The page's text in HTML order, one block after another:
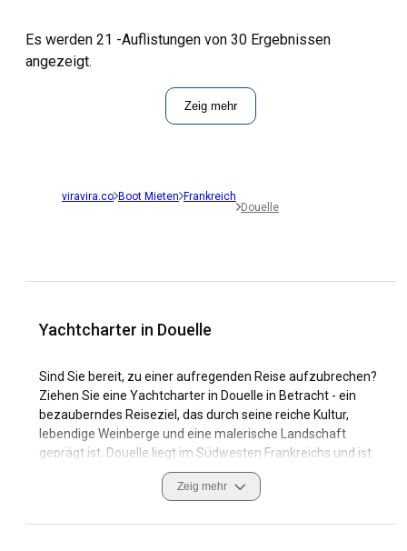
Es werden 21 -Auflistungen von 30 Ergebnissen
angezeigt.
Zeig mehr
viravira.co Boot Mieten Frankreich
Douelle
Yachtcharter in Douelle
Sind Sie bereit, zu einer aufregenden Reise aufzubrechen?
Ziehen Sie eine Yachtcharter in Douelle in Betracht - ein
bezauberndes Reiseziel, das durch seine reiche Kultur,
lebendige Weinberge und eine malerische Landschaft
geprägt ist. Douelle liegt im Südwesten Frankreichs und ist
eine charmante Gemeinde in der Region Okzitanien,
bekannt für ihre fesselnde Schönheit und
Douelle bietet Ihnen eine einzigartige Möglichkeit, die
Zeig mehr